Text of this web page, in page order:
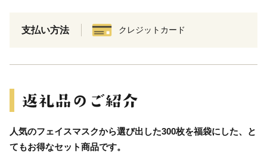
支払い方法 クレジットカード
人気のフェイスマスクから選び出した300枚を福袋にした、と
てもお得なセット商品です。